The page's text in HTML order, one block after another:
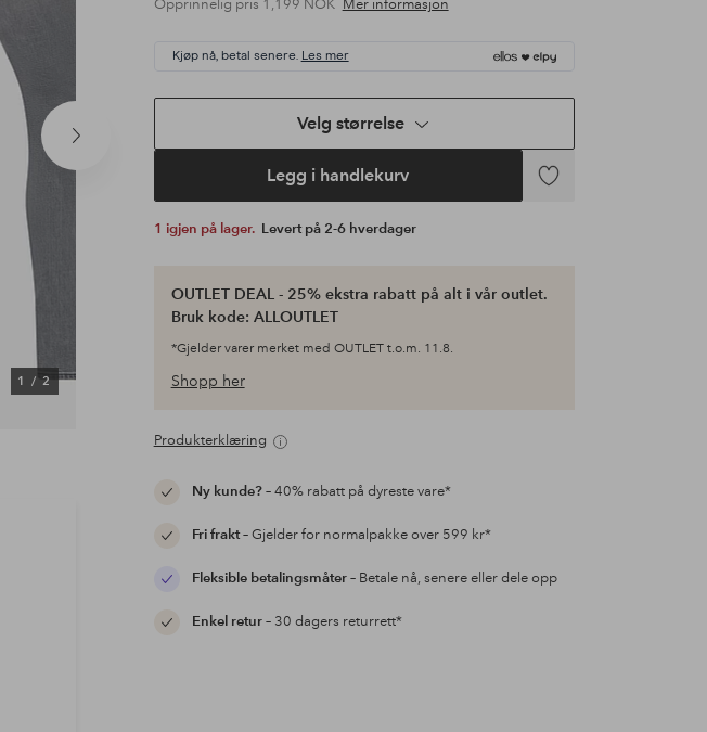
Neste
1/ 2
Opprinnelig pris 1,199 NOK Mer informasjon
Kjøp nå, betal senere. Les mer
Velg størrelse
Legg i handlekurv
Legg
1 igjen på lager. Levert på 2-6 hverdager
OUTLET DEAL - 25% ekstra rabatt på alt i vår outlet.
Bruk kode: ALLOUTLET
*Gjelder varer merket med OUTLET t.o.m. 11.8.
Shopp her
Produkterklæring
Ny kunde?– 40% rabatt på dyreste vare*
Fri frakt– Gjelder for normalpakke over 599 kr*
Fleksible betalingsmåter– Betale nå, senere eller dele opp
Enkel retur– 30 dagers returrett*